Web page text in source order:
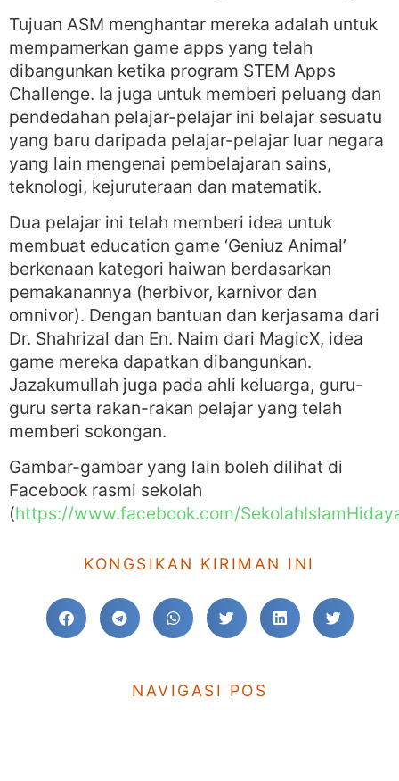
Tujuan ASM menghantar mereka adalah untuk
mempamerkan game apps yang telah
dibangunkan ketika program STEM Apps
Challenge. Ia juga untuk memberi peluang dan
pendedahan pelajar-pelajar ini belajar sesuatu
yang baru daripada pelajar-pelajar luar negara
yang lain mengenai pembelajaran sains,
teknologi, kejuruteraan dan matematik.
Dua pelajar ini telah memberi idea untuk
membuat education game ‘Geniuz Animal’
berkenaan kategori haiwan berdasarkan
pemakanannya (herbivor, karnivor dan
omnivor). Dengan bantuan dan kerjasama dari
Dr. Shahrizal dan En. Naim dari MagicX, idea
game mereka dapatkan dibangunkan.
Jazakumullah juga pada ahli keluarga, guru-
guru serta rakan-rakan pelajar yang telah
memberi sokongan.
Gambar-gambar yang lain boleh dilihat di
Facebook rasmi sekolah
(https://www.facebook.com/
KONGSIKAN KIRIMAN INI
NAVIGASI POS